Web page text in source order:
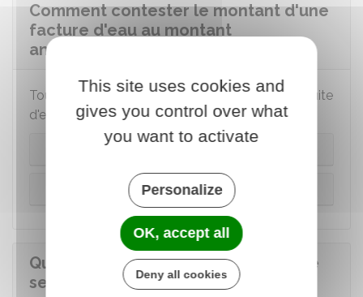
Comment contester le montant d'une
facture d'eau au montant
anormalement élevé ?
Tout dépend si vous avez détecté ou non une fuite
d'eau :
Vous avez détecté une fuite d'eau
Vous n'avez rien détecté
Quel recours en cas de litige avec le
service d'eau ?
This site uses cookies and
gives you control over what
you want to activate
Personalize
OK, accept all
Deny all cookies